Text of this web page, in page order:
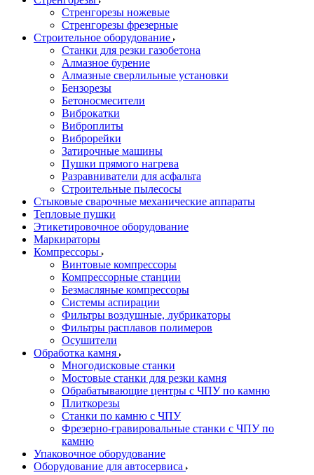
Стренгорезы ножевые
Стренгорезы фрезерные
Строительное оборудование
Станки для резки газобетона
Алмазное бурение
Алмазные сверлильные установки
Бензорезы
Бетоносмесители
Виброкатки
Виброплиты
Виброрейки
Затирочные машины
Пушки прямого нагрева
Разравниватели для асфальта
Строительные пылесосы
Стыковые сварочные механические аппараты
Тепловые пушки
Этикетировочное оборудование
Маркираторы
Компрессоры
Винтовые компрессоры
Компрессорные станции
Безмасляные компрессоры
Системы аспирации
Фильтры воздушные, лубрикаторы
Фильтры расплавов полимеров
Осушители
Обработка камня
Многодисковые станки
Мостовые станки для резки камня
Обрабатывающие центры с ЧПУ по камню
Плиткорезы
Станки по камню с ЧПУ
Фрезерно-гравировальные станки с ЧПУ по
камню
Упаковочное оборудование
Оборудование для автосервиса